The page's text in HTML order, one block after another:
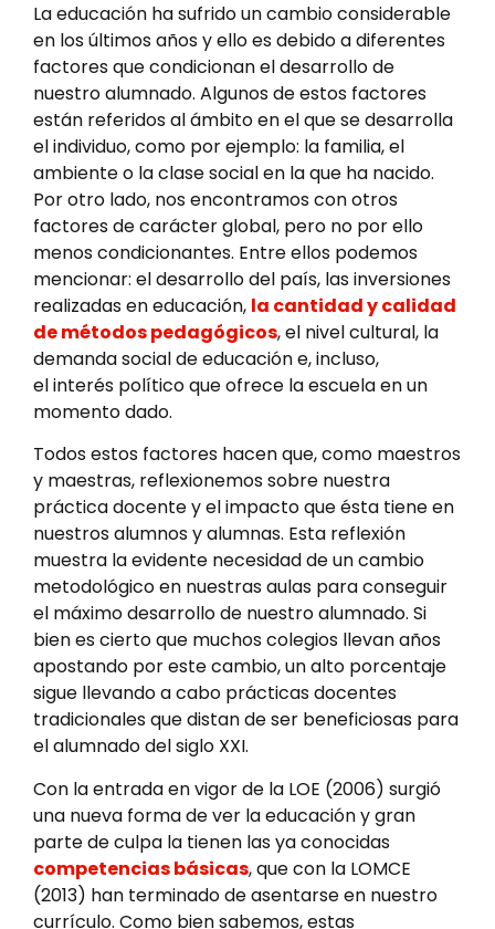
La educación ha sufrido un cambio considerable
en los últimos años y ello es debido a diferentes
factores que condicionan el desarrollo de
nuestro alumnado. Algunos de estos factores
están referidos al ámbito en el que se desarrolla
el individuo, como por ejemplo: la familia, el
ambiente o la clase social en la que ha nacido.
Por otro lado, nos encontramos con otros
factores de carácter global, pero no por ello
menos condicionantes. Entre ellos podemos
mencionar: el desarrollo del país, las inversiones
realizadas en educación, la cantidad y calidad
de métodos pedagógicos, el nivel cultural, la
demanda social de educación e, incluso,
el interés político que ofrece la escuela en un
momento dado.
Todos estos factores hacen que, como maestros
y maestras, reflexionemos sobre nuestra
práctica docente y el impacto que ésta tiene en
nuestros alumnos y alumnas. Esta reflexión
muestra la evidente necesidad de un cambio
metodológico en nuestras aulas para conseguir
el máximo desarrollo de nuestro alumnado. Si
bien es cierto que muchos colegios llevan años
apostando por este cambio, un alto porcentaje
sigue llevando a cabo prácticas docentes
tradicionales que distan de ser beneficiosas para
el alumnado del siglo XXI.
Con la entrada en vigor de la LOE (2006) surgió
una nueva forma de ver la educación y gran
parte de culpa la tienen las ya conocidas
competencias básicas, que con la LOMCE
(2013) han terminado de asentarse en nuestro
currículo. Como bien sabemos, estas